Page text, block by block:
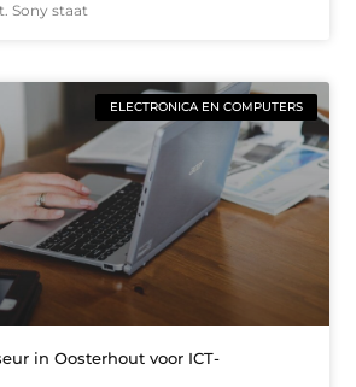
Sony staat
ELECTRONICA EN COMPUTERS
in Oosterhout voor ICT-